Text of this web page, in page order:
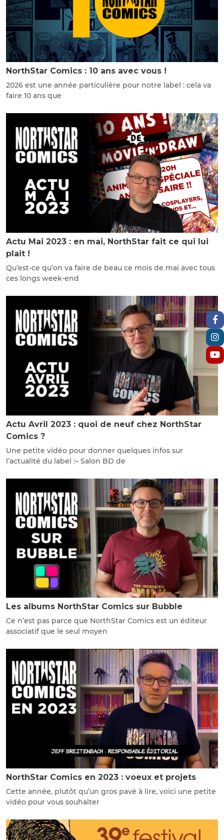
NorthStar Comics : 10 ans avec vous !
2026 est une année particulière pour notre label : cela va
faire 10 ans que
Actu Mai 2023 : en mai, NorthStar fait ce qui lui
plait !
Qu’est-ce qu’on va faire de beau ce mois de mai avec tous
ces longs week-end
Actu Avril 2023 : quoi de neuf chez NorthStar
Comics ?
Une petite vidéo pour donner quelques infos sur
l’actualité du label :– Salon BD de
Les albums NorthStar Comics sur Bubble
Ce n’est pas parce que NorthStar Comics est un éditeur
associatif que le seul moyen
NorthStar Comics en 2023 : voeux et projets
Cette année, plutôt qu’un gros pavé à lire, voici une petite
vidéo pour vous souhaiter